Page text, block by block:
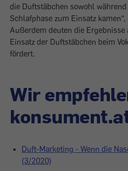
die Duftstäbchen sowohl
Schlafphase zum Einsatz kamen“,
Außerdem deuten die Ergebnisse
Einsatz der Duftstäbchen beim
fördert.
Wir
Duft-Marketing - Wenn die
(3/2020)